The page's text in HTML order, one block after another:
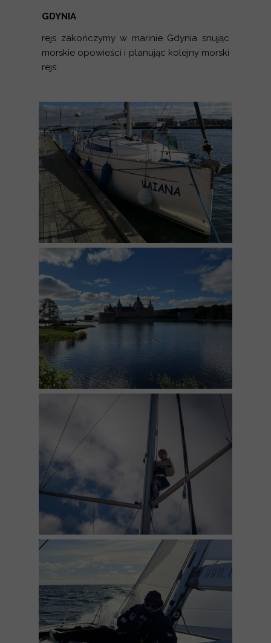
GDYNIA
rejs zakończymy w marinie Gdynia snując
morskie opowieści i planując kolejny morski
rejs.